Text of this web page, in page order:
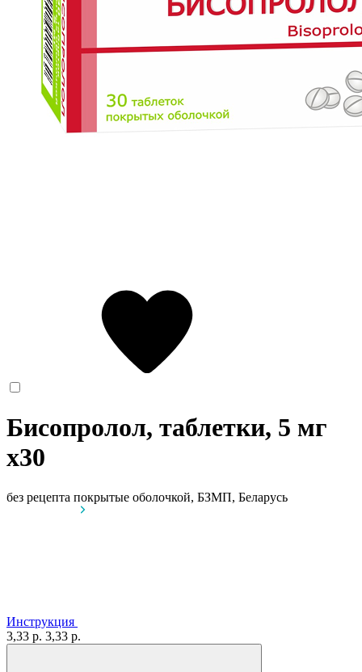
Бисопролол, таблетки, 5 мг
x30
без рецепта покрытые оболочкой, БЗМП, Беларусь
Инструкция
3,33 р. 3,33 р.